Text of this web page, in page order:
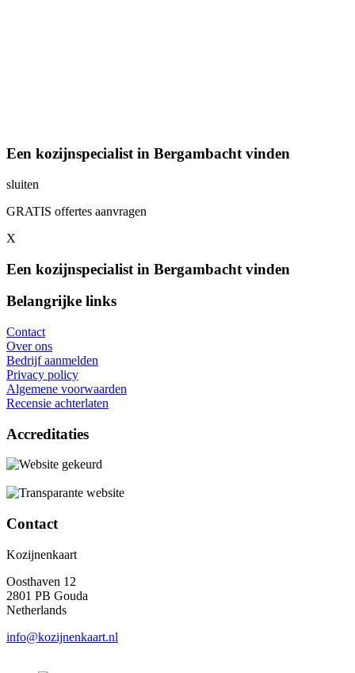
Een kozijnspecialist in Bergambacht vinden
sluiten
GRATIS offertes aanvragen
X
Een kozijnspecialist in Bergambacht vinden
Belangrijke links
Contact
Over ons
Bedrijf aanmelden
Privacy policy
Algemene voorwaarden
Recensie achterlaten
Accreditaties
Contact
Kozijnenkaart
Oosthaven 12
2801 PB Gouda
Netherlands
info@kozijnenkaart.nl